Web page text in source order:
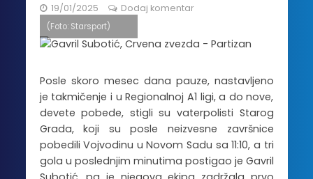
19/01/2025 Dodaj komentar
(Foto: Starsport)
Posle skoro mesec dana pauze, nastavljeno
je takmičenje i u Regionalnoj A1 ligi, a do nove,
devete pobede, stigli su vaterpolisti Starog
Grada, koji su posle neizvesne završnice
pobedili Vojvodinu u Novom Sadu sa 11:10, a tri
gola u poslednjim minutima postigao je Gavril